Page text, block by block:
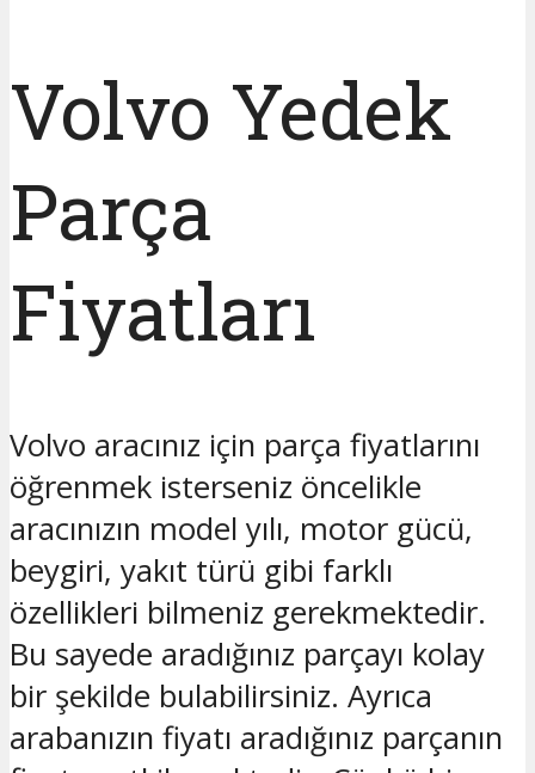
Volvo Yedek
Parça
Fiyatları
Volvo aracınız için parça fiyatlarını
öğrenmek isterseniz öncelikle
aracınızın model yılı, motor gücü,
beygiri, yakıt türü gibi farklı
özellikleri bilmeniz gerekmektedir.
Bu sayede aradığınız parçayı kolay
bir şekilde bulabilirsiniz. Ayrıca
arabanızın fiyatı aradığınız parçanın